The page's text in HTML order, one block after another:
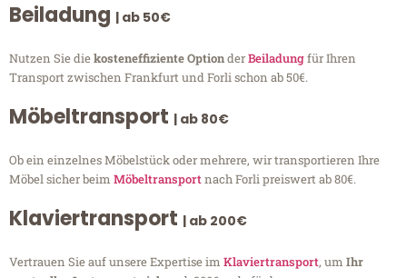
Beiladung | ab 50€
Nutzen Sie diekosteneffiziente OptionderBeiladungfür Ihren
Transport zwischen Frankfurt und Forli schon ab 50€.
Möbeltransport | ab 80€
Ob ein einzelnes Möbelstück oder mehrere, wir transportieren Ihre
Möbel sicher beim Möbeltransportnach Forli preiswert ab 80€.
Klaviertransport | ab 200€
Vertrauen Sie auf unsere Expertise im Klaviertransport, um Ihr